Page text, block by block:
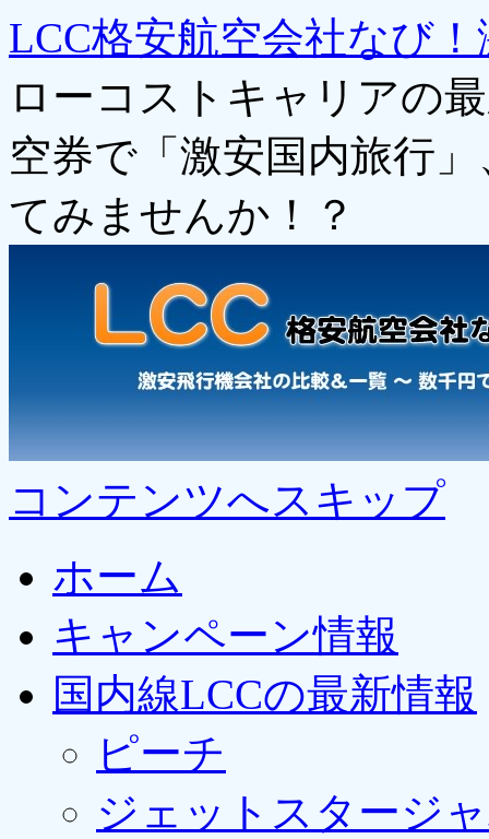
LCC格安航空会社なび
ローコストキャリアの
空券で「激安国内旅行
てみませんか！？
コンテンツへスキップ
ホーム
キャンペーン情報
国内線LCCの最新情報
ピーチ
ジェットスタージ